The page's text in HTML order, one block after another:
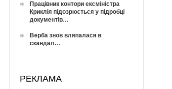
Працівник контори ексміністра
Криклія підозрюється у підробці
документів…
Верба знов вляпалася в
скандал…
РЕКЛАМА